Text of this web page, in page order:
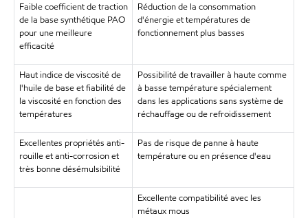
Faible coefficient de traction
de la base synthétique PAO
pour une meilleure
efficacité
Réduction de la consommation
d'énergie et températures de
fonctionnement plus basses
Haut indice de viscosité de
l'huile de base et fiabilité de
la viscosité en fonction des
températures
Possibilité de travailler à haute comme
à basse température spécialement
dans les applications sans système de
réchauffage ou de refroidissement
Excellentes propriétés anti-
rouille et anti-corrosion et
très bonne désémulsibilité
Pas de risque de panne à haute
température ou en présence d'eau
Excellente compatibilité avec les
métaux mous